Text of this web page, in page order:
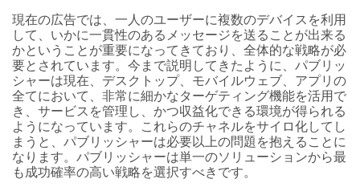
現在の広告では、一人のユーザーに複数のデバイスを利用
して、いかに一貫性のあるメッセージを送ることが出来る
かということが重要になってきており、全体的な戦略が必
要とされています。今まで説明してきたように、パブリッ
シャーは現在、デスクトップ、モバイルウェブ、アプリの
全てにおいて、非常に細かなターゲティング機能を活用で
き、サービスを管理し、かつ収益化できる環境が得られる
ようになっています。これらのチャネルをサイロ化してし
まうと、パブリッシャーは必要以上の問題を抱えることに
なります。パブリッシャーは単一のソリューションから最
も成功確率の高い戦略を選択すべきです。